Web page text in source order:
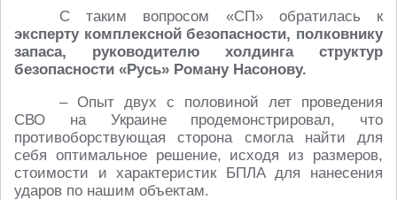
С таким вопросом «СП» обратилась к
эксперту комплексной безопасности, полковнику
запаса, руководителю холдинга структур
безопасности «Русь» Роману Насонову.
– Опыт двух с половиной лет проведения
СВО на Украине продемонстрировал, что
противоборствующая сторона смогла найти для
себя оптимальное решение, исходя из размеров,
стоимости и характеристик БПЛА для нанесения
ударов по нашим объектам.